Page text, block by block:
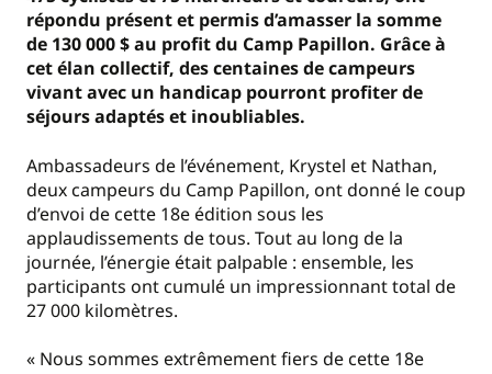
répondu présent et permis d’amasser la somme
de 130 000 $ au profit du Camp Papillon. Grâce à
cet élan collectif, des centaines de campeurs
vivant avec un handicap pourront profiter de
séjours adaptés et inoubliables.
Ambassadeurs de l’événement, Krystel et Nathan,
deux campeurs du Camp Papillon, ont donné le coup
d’envoi de cette 18e édition sous les
applaudissements de tous. Tout au long de la
journée, l’énergie était palpable : ensemble, les
participants ont cumulé un impressionnant total de
27 000 kilomètres.
« Nous sommes extrêmement fiers de cette 18e